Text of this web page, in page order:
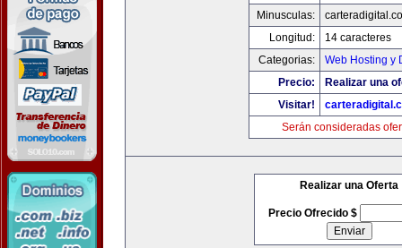
Minusculas:
Longitud:
14 caracteres
Categorias:
Web Hosting y
Precio:
Realizar una
Visitar!
Serán consideradas
Realizar una Oferta
Precio Ofrecido $